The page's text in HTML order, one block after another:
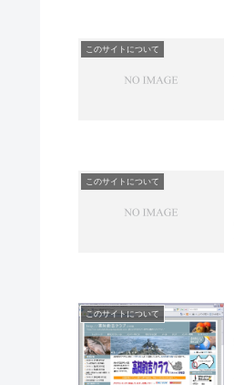
このサイトについて
このサイトについて
このサイトについて